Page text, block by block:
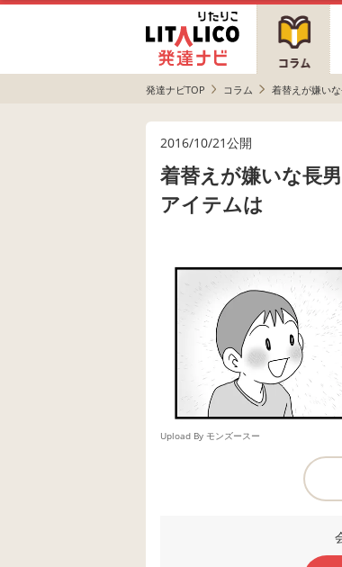
発達ナビTOP コラム 着替えが嫌い
2016/10/21公開
着替えが嫌いな長
アイテムは
Upload By モンズースー